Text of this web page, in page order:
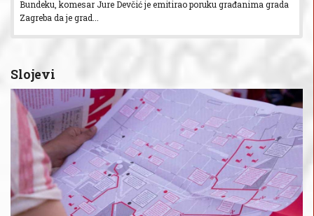
Bundeku, komesar Jure Devčić je emitirao poruku građanima grada
Zagreba da je grad...
Slojevi